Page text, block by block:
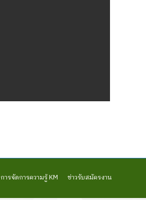
การจัดการความรู้ KM
ข่าวรับสมัครงาน